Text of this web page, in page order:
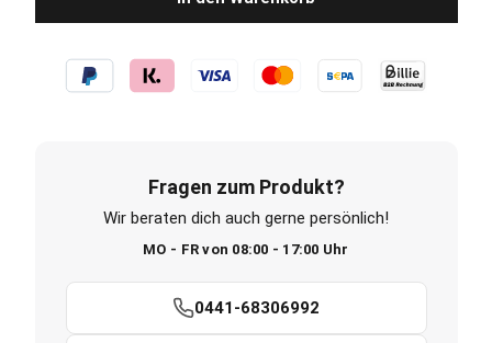
Fragen zum Produkt?
Wir beraten dich auch gerne persönlich!
MO - FR von 08:00 - 17:00 Uhr
0441-68306992